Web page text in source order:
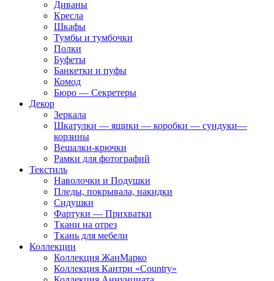
Диваны
Кресла
Шкафы
Тумбы и тумбочки
Полки
Буфеты
Банкетки и пуфы
Комод
Бюро — Секретеры
Декор
Зеркала
Шкатулки — ящики — коробки — сундуки—
корзины
Вешалки-крючки
Рамки для фотографий
Текстиль
Наволочки и Подушки
Пледы, покрывала, накидки
Сидушки
Фартуки — Прихватки
Ткани на отрез
Ткань для мебели
Коллекции
Коллекция ЖанМарко
Коллекция Кантри «Country»